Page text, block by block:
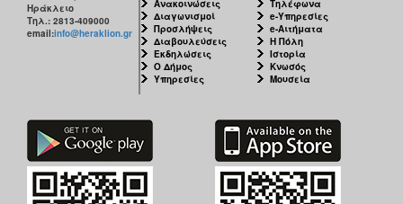
Ηράκλειο
Τηλ.: 2813-409000
email:info@heraklion.gr
Ανακοινώσεις
Διαγωνισμοί
Προσλήψεις
Διαβουλεύσεις
Εκδηλώσεις
Ο Δήμος
Υπηρεσίες
Τηλέφωνα
e-Υπηρεσίες
e-Αιτήματα
Η Πόλη
Ιστορία
Κνωσός
Μουσεία